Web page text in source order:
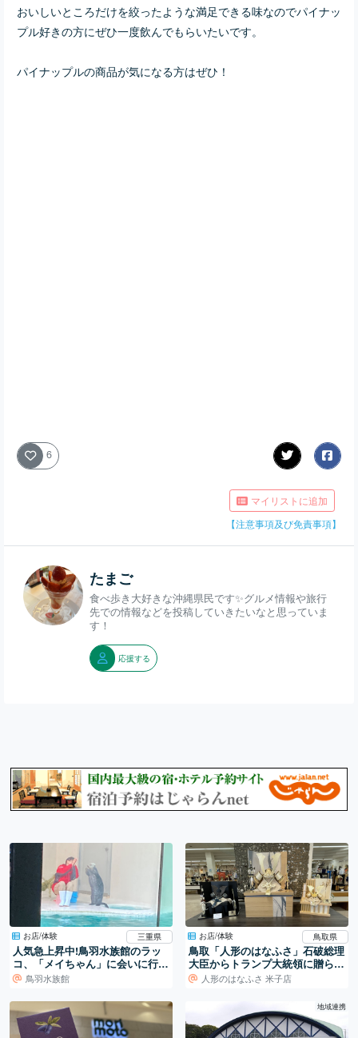
おいしいところだけを絞ったような満足できる味なのでパイナッ
プル好きの方にぜひ一度飲んでもらいたいです。
パイナップルの商品が気になる方はぜひ！
6
マイリストに追加
【注意事項及び免責事項】
たまご
食べ歩き大好きな沖縄県民です✨グルメ情報や旅行
先での情報などを投稿していきたいなと思っていま
す！
応援する
お店/体験 三重県
人気急上昇中!鳥羽水族館のラッ
コ、「メイちゃん」に会いに行こ
う! 鳥羽水族館
お店/体験 鳥取県
鳥取「人形のはなふさ」石破総理
大臣からトランプ大統領に贈られ
た兜飾り
人形のはなふさ 米子店
地域連携